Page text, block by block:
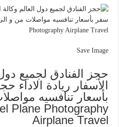
Save Image
حجز الفنادق لجميع
الأسفار ريادة الاداء
بأسعار تنافسيه
Plane Photography
Airplane Travel